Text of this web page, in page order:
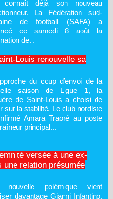
connaît déjà son nouveau
La Fédération sud-
de football (SAFA) a
ce samedi 8 août la
de...
Louis renouvelle sa
du coup d’envoi de la
saison de Ligue 1, la
de Saint-Louis a choisi de
sur la stabilité. Le club nordiste
Amara Traoré au poste
principal...
versée à une ex-
une relation présumée
nouvelle polémique vient
davantage Gianni Infantino.